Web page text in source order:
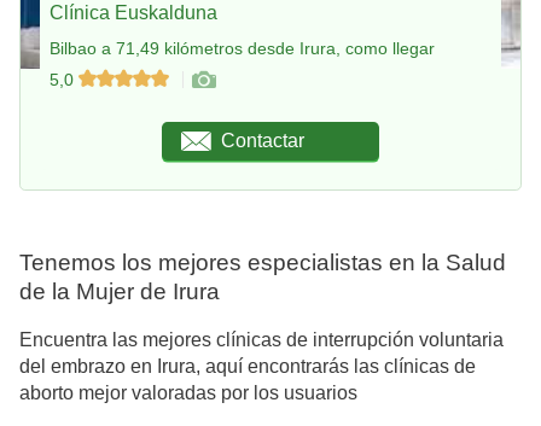
Clínica Euskalduna
Bilbao a 71,49 kilómetros desde Irura, como llegar
5,0
Contactar
Tenemos los mejores especialistas en la Salud
de la Mujer de Irura
Encuentra las mejores clínicas de interrupción voluntaria
del embrazo en Irura, aquí encontrarás las clínicas de
aborto mejor valoradas por los usuarios